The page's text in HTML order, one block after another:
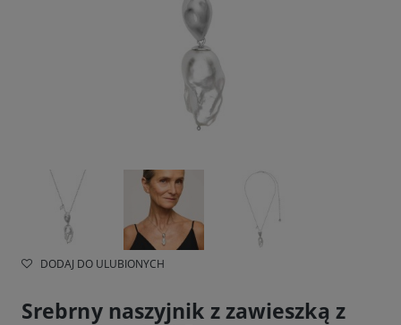
DODAJ DO ULUBIONYCH
Srebrny naszyjnik z zawieszką z